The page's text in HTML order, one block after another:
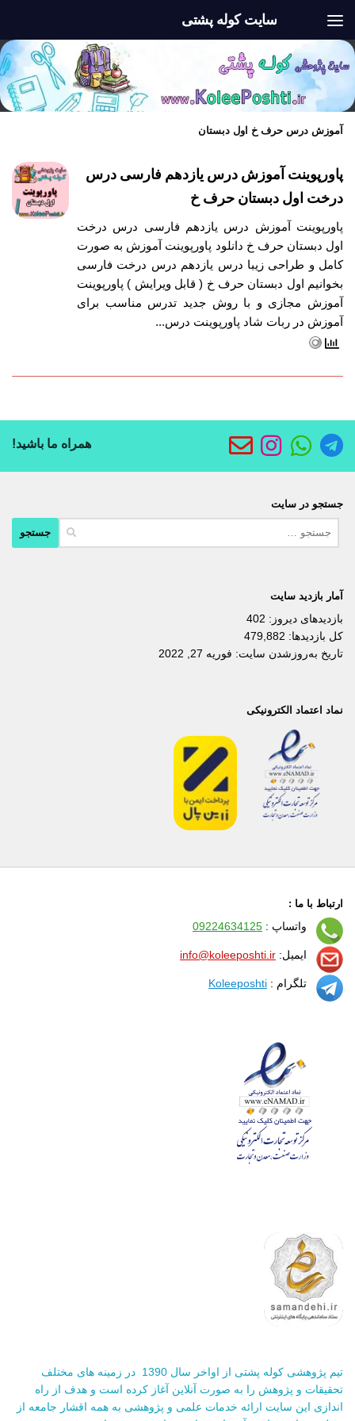
سایت کوله پشتی
آموزش درس حرف خ اول دبستان
پاورپوینت آموزش درس یازدهم فارسی درس
درخت اول دبستان حرف خ
پاورپوینت آموزش درس یازدهم فارسی درس درخت
اول دبستان حرف خ دانلود پاورپوینت آموزش به صورت
کامل و طراحی زیبا درس یازدهم درس درخت فارسی
بخوانیم اول دبستان حرف خ ( قابل ویرایش ) پاورپوینت
آموزش مجازی و با روش جدید تدرس مناسب برای
آموزش در ربات شاد پاورپوینت درس...
همراه ما باشید!
جستجو در سایت
آمار بازدید سایت
بازدیدهای دیروز: 402
کل بازدیدها: 479,882
تاریخ به‌روزشدن سایت: فوریه 27, 2022
نماد اعتماد الکترونیکی
ارتباط با ما :
واتساپ : 09224634125
ایمیل: info@koleeposhti.ir
تلگرام : Koleeposhti
تیم پژوهشی کوله پشتی از اواخر سال 1390 در زمینه های مختلف
تحقیقات و پژوهش را به صورت آنلاین آغاز کرده است و هدف از راه
اندازی این سایت ارائه خدمات علمی و پژوهشی به همه اقشار جامعه از